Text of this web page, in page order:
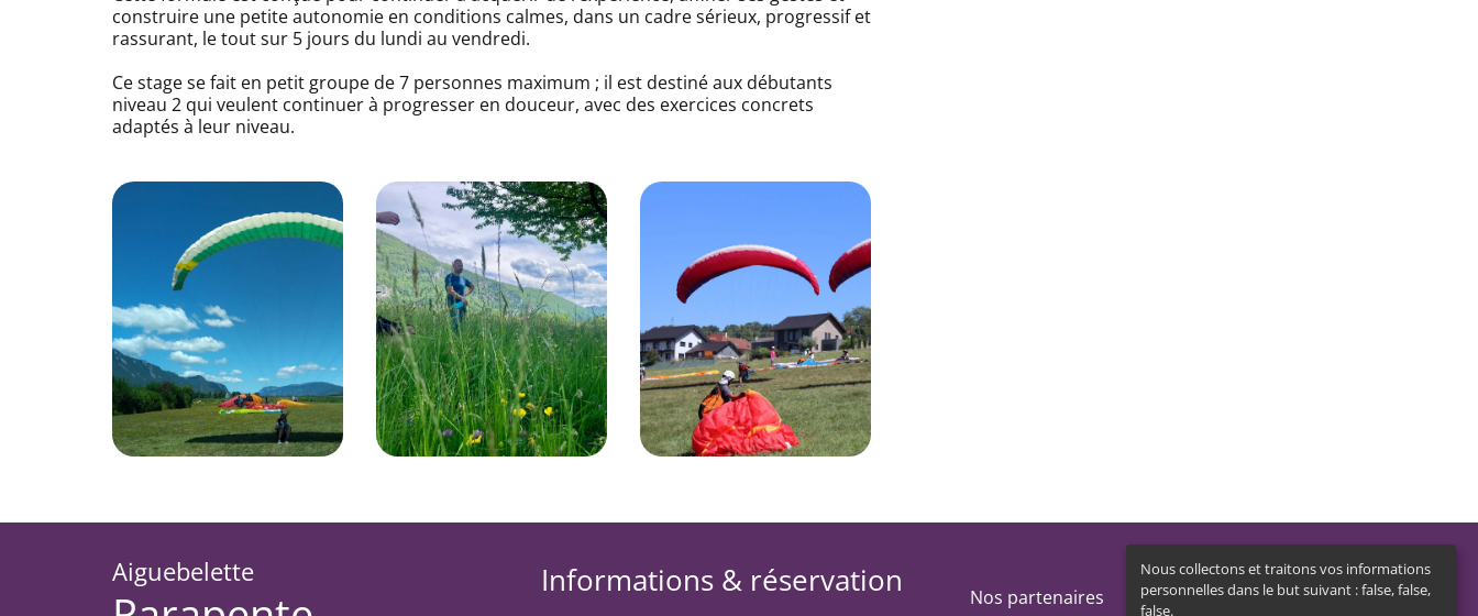
Nous collectons et traitons vos informations
personnelles dans le but suivant :false, false,
false.
construire une petite autonomie en conditions calmes, dans un cadre sérieux, progressif et
rassurant, le tout sur 5 jours du lundi au vendredi.
Ce stage se fait en petit groupe de 7 personnes maximum ; il est destiné aux débutants
niveau 2 qui veulent continuer à progresser en douceur, avec des exercices concrets
adaptés à leur niveau.
Aiguebelette Informations & réservation Nos partenaires